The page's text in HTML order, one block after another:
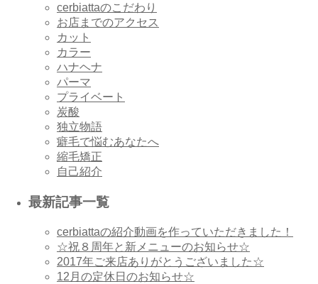
cerbiattaのこだわり
お店までのアクセス
カット
カラー
ハナヘナ
パーマ
プライベート
炭酸
独立物語
癖毛で悩むあなたへ
縮毛矯正
自己紹介
最新記事一覧
cerbiattaの紹介動画を作っていただきました！
☆祝８周年と新メニューのお知らせ☆
2017年ご来店ありがとうございました☆
12月の定休日のお知らせ☆